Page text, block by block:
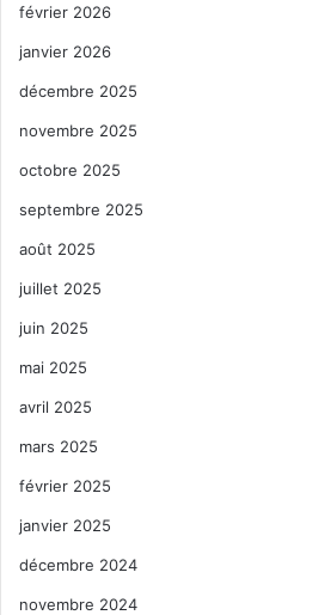
février 2026
janvier 2026
décembre 2025
novembre 2025
octobre 2025
septembre 2025
août 2025
juillet 2025
juin 2025
mai 2025
avril 2025
mars 2025
février 2025
janvier 2025
décembre 2024
novembre 2024